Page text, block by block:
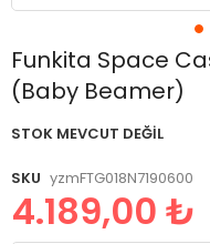
Funkita Space
(Baby Beamer)
STOK MEVCUT DEĞIL
SKU yzmFTG018N7190600
4.189,00 ₺
Resim
galerisinin
başlangıcına